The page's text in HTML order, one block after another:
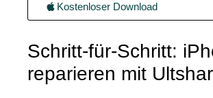
Kostenloser Download
Schritt-für-Schritt:
reparieren mit